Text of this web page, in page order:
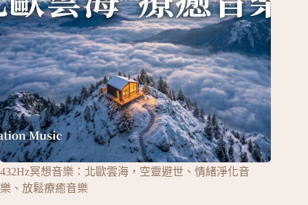
432Hz冥想音樂：北歐雲海，空靈避世、情緒淨化音
樂、放鬆療癒音樂